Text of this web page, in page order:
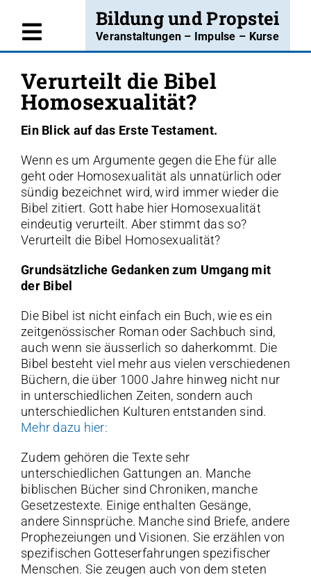
contentToggle
Navigation
Willkommen
Angebote
Kurse
Projekte
Blog
Über uns
Kontakt
Insta
Bildung und Propstei
Veranstaltungen – Impulse – Kurse
Verurteilt die Bibel
Homosexualität?
Ein Blick auf das Erste Testament.
Wenn es um Argumente gegen die Ehe für alle
geht oder Homosexualität als unnatürlich oder
sündig bezeichnet wird, wird immer wieder die
Bibel zitiert. Gott habe hier Homosexualität
eindeutig verurteilt. Aber stimmt das so?
Verurteilt die Bibel Homosexualität?
Grundsätzliche Gedanken zum Umgang mit
der Bibel
Die Bibel ist nicht einfach ein Buch, wie es ein
zeitgenössischer Roman oder Sachbuch sind,
auch wenn sie äusserlich so daherkommt. Die
Bibel besteht viel mehr aus vielen verschiedenen
Büchern, die über 1000 Jahre hinweg nicht nur
in unterschiedlichen Zeiten, sondern auch
unterschiedlichen Kulturen entstanden sind.
Mehr dazu hier:
Zudem gehören die Texte sehr
unterschiedlichen Gattungen an. Manche
biblischen Bücher sind Chroniken, manche
Gesetzestexte. Einige enthalten Gesänge,
andere Sinnsprüche. Manche sind Briefe, andere
Prophezeiungen und Visionen. Sie erzählen von
spezifischen Gotteserfahrungen spezifischer
Menschen. Sie zeugen auch von dem steten